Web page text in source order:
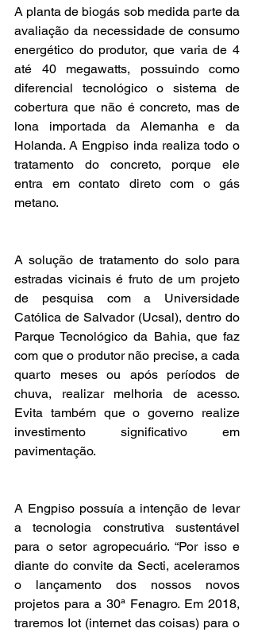
A planta de biogás sob medida parte da
avaliação da necessidade de consumo
energético do produtor, que varia de 4
até 40 megawatts, possuindo como
diferencial tecnológico o sistema de
cobertura que não é concreto, mas de
lona importada da Alemanha e da
Holanda. A Engpiso inda realiza todo o
tratamento do concreto, porque ele
entra em contato direto com o gás
metano.
A solução de tratamento do solo para
estradas vicinais é fruto de um projeto
de pesquisa com a Universidade
Católica de Salvador (Ucsal), dentro do
Parque Tecnológico da Bahia, que faz
com que o produtor não precise, a cada
quarto meses ou após períodos de
chuva, realizar melhoria de acesso.
Evita também que o governo realize
investimento significativo em
pavimentação.
A Engpiso possuía a intenção de levar
a tecnologia construtiva sustentável
para o setor agropecuário. “Por isso e
diante do convite da Secti, aceleramos
o lançamento dos nossos novos
projetos para a 30ª Fenagro. Em 2018,
traremos Iot (internet das coisas) para o